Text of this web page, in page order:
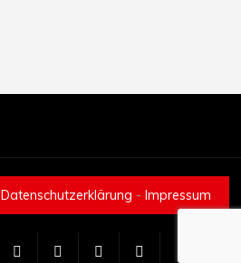
Datenschutzerklärung - Impressum